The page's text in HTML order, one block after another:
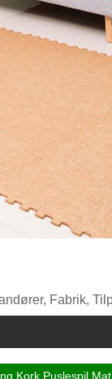
Fabrik,
Kork Puslespil Mat